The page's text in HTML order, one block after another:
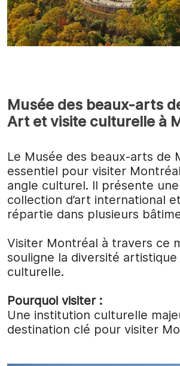
Musée des beaux-arts
Art et visite culturelle à
Le Musée des beaux-arts de
essentiel pour visiter
angle culturel. Il présente
collection d’art international
répartie dans plusieurs
Visiter Montréal à travers ce
souligne la diversité
culturelle.
Pourquoi visiter :
Une institution culturelle
destination clé pour visiter